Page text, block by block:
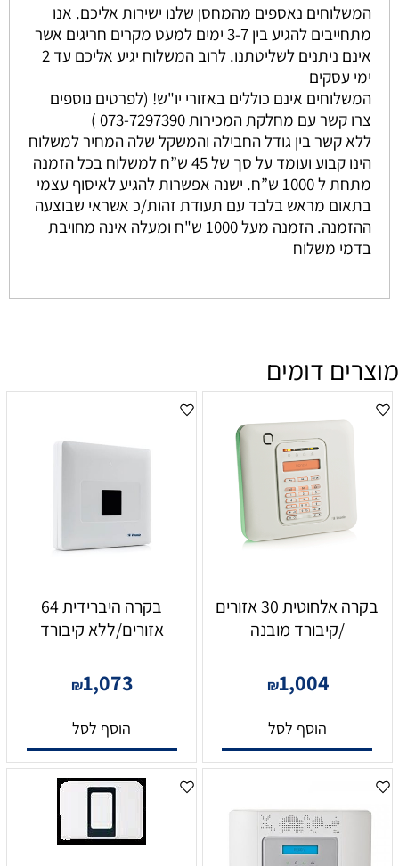
המשלוחים נאספים מהמחסן שלנו ישירות אליכם. אנו
מתחייבים להגיע בין 3-7 ימים למעט מקרים חריגים אשר
אינם ניתנים לשליטתנו. לרוב המשלוח יגיע אליכם עד 2
ימי עסקים
המשלוחים אינם כוללים באזורי יו"ש! (לפרטים נוספים
צרו קשר עם מחלקת המכירות 073-7297390 )
ללא קשר בין גודל החבילה והמשקל שלה המחיר למשלוח
הינו קבוע ועומד על סך של 45 ש”ח למשלוח בכל הזמנה
מתחת ל 1000 ש”ח. ישנה אפשרות להגיע לאיסוף עצמי
בתאום מראש בלבד עם תעודת זהות/כ אשראי שבוצעה
ההזמנה. הזמנה מעל 1000 ש"ח ומעלה אינה מחויבת
בדמי משלוח
מוצרים דומים
בקרה אלחוטית 30 אזורים
/קיבורד מובנה
₪1,004
הוסף לסל
בקרה היברידית 64
אזורים/ללא קיבורד
₪1,073
הוסף לסל